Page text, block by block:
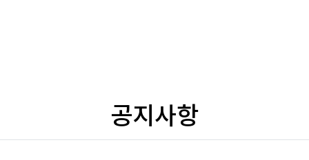
공지사항